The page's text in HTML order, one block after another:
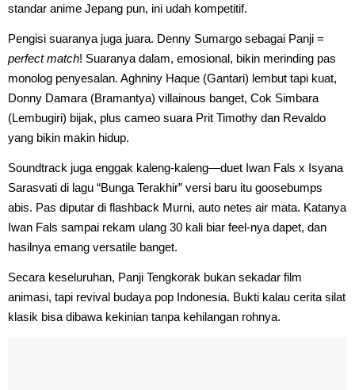
standar anime Jepang pun, ini udah kompetitif.
Pengisi suaranya juga juara. Denny Sumargo sebagai Panji =
perfect match! Suaranya dalam, emosional, bikin merinding pas
monolog penyesalan. Aghniny Haque (Gantari) lembut tapi kuat,
Donny Damara (Bramantya) villainous banget, Cok Simbara
(Lembugiri) bijak, plus cameo suara Prit Timothy dan Revaldo
yang bikin makin hidup.
Soundtrack juga enggak kaleng-kaleng—duet Iwan Fals x Isyana
Sarasvati di lagu “Bunga Terakhir” versi baru itu goosebumps
abis. Pas diputar di flashback Murni, auto netes air mata. Katanya
Iwan Fals sampai rekam ulang 30 kali biar feel-nya dapet, dan
hasilnya emang versatile banget.
Secara keseluruhan, Panji Tengkorak bukan sekadar film
animasi, tapi revival budaya pop Indonesia. Bukti kalau cerita silat
klasik bisa dibawa kekinian tanpa kehilangan rohnya.